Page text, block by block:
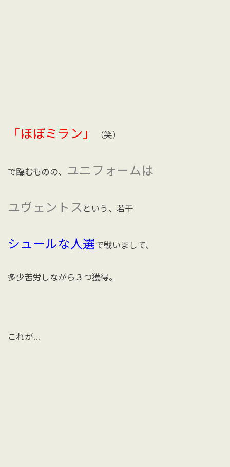
「ほぼミラン」 （笑）
で臨むものの、 ユニフォームは
ユヴェントス という、若干
シュールな人選で戦いまして、
多少苦労しながら３つ獲得。
これが…